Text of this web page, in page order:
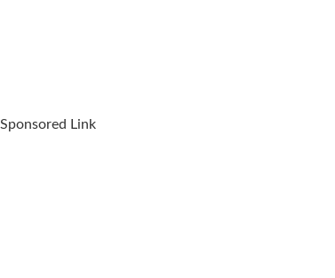
Sponsored Link